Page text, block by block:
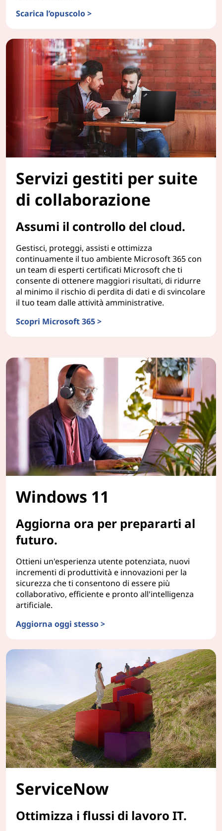
Scarica l’opuscolo >
Servizi gestiti per suite
di collaborazione
Assumi il controllo del cloud.
Gestisci, proteggi, assisti e ottimizza
continuamente il tuo ambiente Microsoft 365 con
un team di esperti certificati Microsoft che ti
consente di ottenere maggiori risultati, di ridurre
al minimo il rischio di perdita di dati e di svincolare
il tuo team dalle attività amministrative.
Scopri Microsoft 365 >
Windows 11
Aggiorna ora per prepararti al
futuro.
Ottieni un'esperienza utente potenziata, nuovi
incrementi di produttività e innovazioni per la
sicurezza che ti consentono di essere più
collaborativo, efficiente e pronto all'intelligenza
artificiale.
Aggiorna oggi stesso >
ServiceNow
Ottimizza i flussi di lavoro IT.